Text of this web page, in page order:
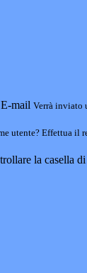
E-mail Verrà inviato
utente? Effettua il
la casella